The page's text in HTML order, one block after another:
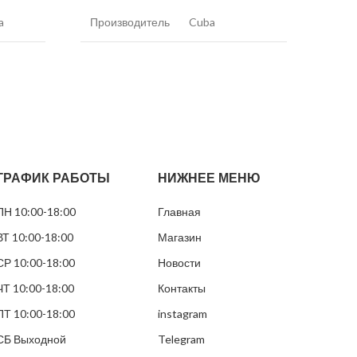
Производитель Cuba
пакетике)
Тонкие
Грамм в банке 13 грам
РАБОТЫ
10:00-18:00
10:00-18:00
10:00-18:00
10:00-18:00
10:00-18:00
Выходной
НИЖНЕЕ МЕНЮ
Главная
Магазин
Новости
Контакты
instagram
Telegram